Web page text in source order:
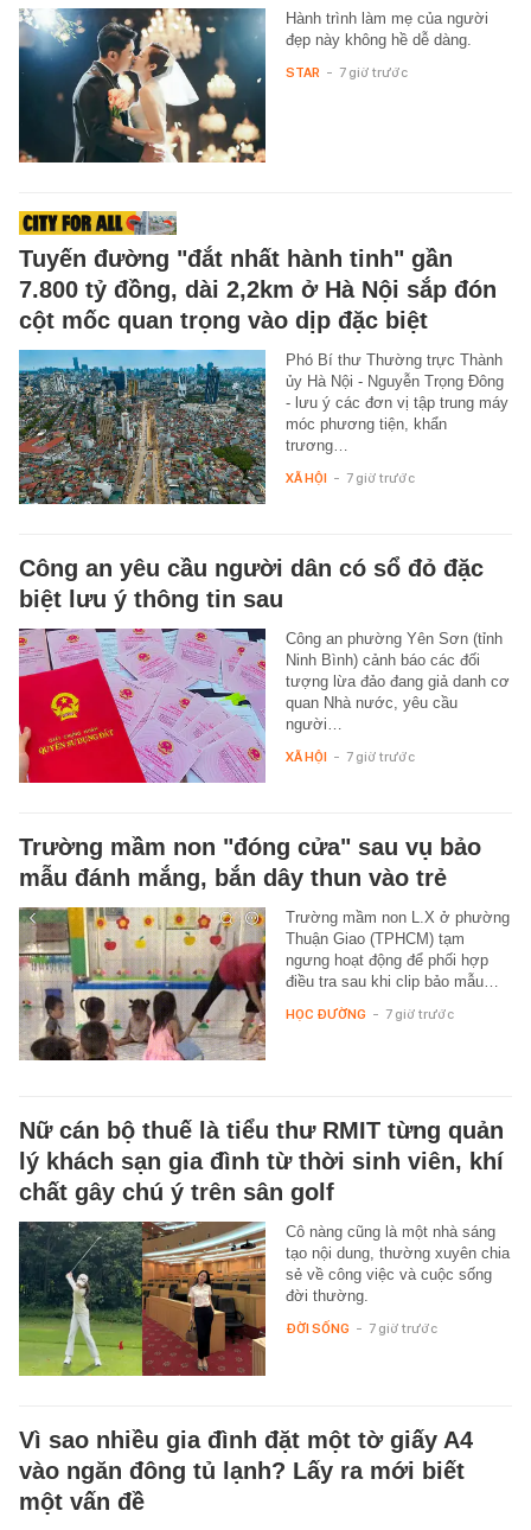
Hành trình làm mẹ của người
đẹp này không hề dễ dàng.
STAR - 7 giờ trước
Tuyến đường "đắt nhất hành tinh" gần
7.800 tỷ đồng, dài 2,2km ở Hà Nội sắp đón
cột mốc quan trọng vào dịp đặc biệt
Phó Bí thư Thường trực Thành
ủy Hà Nội - Nguyễn Trọng Đông
- lưu ý các đơn vị tập trung máy
móc phương tiện, khẩn
trương…
XÃ HỘI - 7 giờ trước
Công an yêu cầu người dân có sổ đỏ đặc
biệt lưu ý thông tin sau
Công an phường Yên Sơn (tỉnh
Ninh Bình) cảnh báo các đối
tượng lừa đảo đang giả danh cơ
quan Nhà nước, yêu cầu
người…
XÃ HỘI - 7 giờ trước
Trường mầm non "đóng cửa" sau vụ bảo
mẫu đánh mắng, bắn dây thun vào trẻ
Trường mầm non L.X ở phường
Thuận Giao (TPHCM) tạm
ngưng hoạt động để phối hợp
điều tra sau khi clip bảo mẫu…
HỌC ĐƯỜNG - 7 giờ trước
Nữ cán bộ thuế là tiểu thư RMIT từng quản
lý khách sạn gia đình từ thời sinh viên, khí
chất gây chú ý trên sân golf
Cô nàng cũng là một nhà sáng
tạo nội dung, thường xuyên chia
sẻ về công việc và cuộc sống
đời thường.
ĐỜI SỐNG - 7 giờ trước
Vì sao nhiều gia đình đặt một tờ giấy A4
vào ngăn đông tủ lạnh? Lấy ra mới biết
một vấn đề